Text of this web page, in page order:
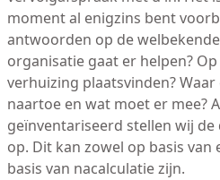
moment al enigzins bent
antwoorden op de
organisatie gaat er helpen?
verhuizing plaatsvinden?
naartoe en wat moet er mee?
geïnventariseerd stellen wij
op. Dit kan zowel op basis van
basis van nacalculatie zijn.